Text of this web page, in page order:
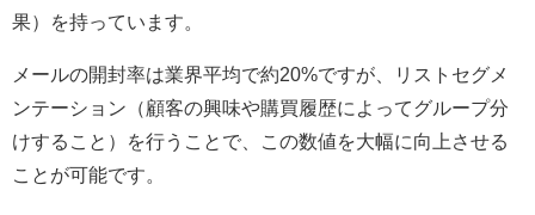
果）を持っています。
メールの開封率は業界平均で約20%ですが、リストセグメ
ンテーション（顧客の興味や購買履歴によってグループ分
けすること）を行うことで、この数値を大幅に向上させる
ことが可能です。